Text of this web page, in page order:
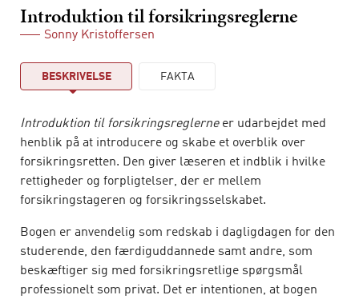
Introduktion til forsikringsreglerne
Sonny Kristoffersen
BESKRIVELSE FAKTA
Introduktion til forsikringsreglerneer udarbejdet med
henblik på at introducere og skabe et overblik over
forsikringsretten. Den giver læseren et indblik i hvilke
rettigheder og forpligtelser, der er mellem
forsikringstageren og forsikringsselskabet.
Bogen er anvendelig som redskab i dagligdagen for den
studerende, den færdiguddannede samt andre, som
beskæftiger sig med forsikringsretlige spørgsmål
professionelt som privat. Det er intentionen, at bogen